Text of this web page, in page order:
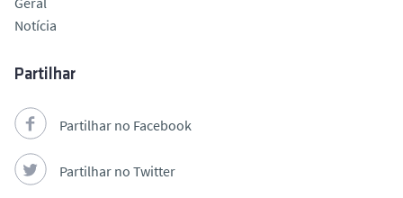
Notícia
Partilhar
Partilhar no Facebook
Partilhar no Twitter